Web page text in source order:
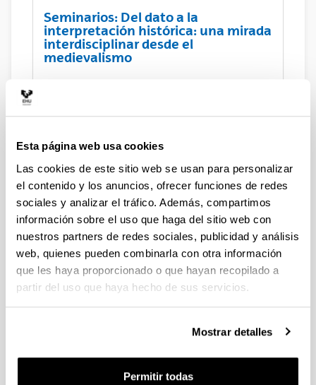
Esta página web usa cookies
Las cookies de este sitio web se usan para personalizar
el contenido y los anuncios, ofrecer funciones de redes
sociales y analizar el tráfico. Además, compartimos
información sobre el uso que haga del sitio web con
nuestros partners de redes sociales, publicidad y análisis
web, quienes pueden combinarla con otra información
que les haya proporcionado o que hayan recopilado a
partir del uso que haya hecho de sus servicios.
Mostrar detalles
Permitir todas
Seminarios: Del dato a la
interpretación histórica: una mirada
interdisciplinar desde el
medievalismo
Seminario: Paisaje y poblamiento.
la materialidad del espacio en el
noroeste peninsular (siglos IX-XI)
Seminario: ¿Ver para creer?
Falsificaciones documentales en la
Edad Media
Organización del Coloquio
internacional Archaeology of